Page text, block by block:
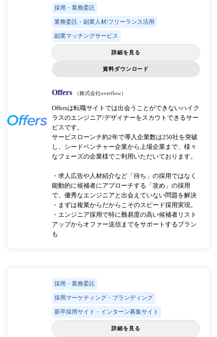
採用・業務委託
業務委託・副業人材/フリーランス活用
副業マッチングサービス
詳細を見る
資料ダウンロード
Offers （株式会社overflow）
Offersは転職サイトでは出会うことができないハイク
ラスのエンジニア/デザイナーをスカウトできるサー
ビスです。
サービスローンチ約2年で導入企業数は250社を突破
し、シードベンチャー企業から上場企業まで、様々
なフェーズの企業様でご利用いただいております。
・求人広告や人材紹介など「待ち」の採用ではなく
能動的に候補者にアプローチする「攻め」の採用
で、優秀なエンジニアと出会えていない問題を解決
・まずは複業からだからこそのスピード採用実現。
・エンジニア採用で特に難易度の高い候補者リスト
アップからオファー送信までをサポートするプラン
も
採用・業務委託
採用マーケティング・ブランディング
新卒採用サイト・インターン募集サイト
詳細を見る